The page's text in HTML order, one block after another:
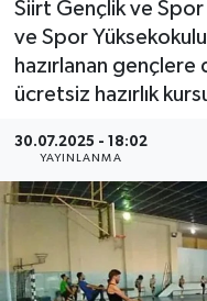
Siirt Gençlik ve
ve Spor Yüksekokulu
hazırlanan gençlere
ücretsiz hazırlık
30.07.2025 - 18:02
YAYINLANMA
KÜLTÜR-SANAT
SAĞLIK-YAŞAM
Son Dakika
Haber Arşivi